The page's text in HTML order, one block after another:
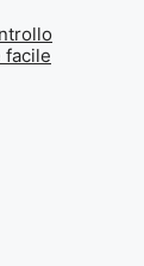
facile